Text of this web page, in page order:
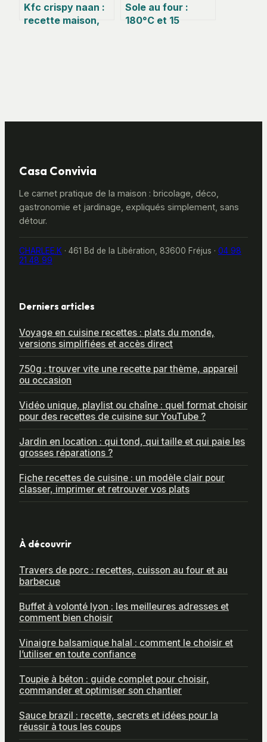
Kfc crispy naan :
recette maison,
Sole au four :
180°C et 15
Casa Convivia
Le carnet pratique de la maison : bricolage, déco,
gastronomie et jardinage, expliqués simplement, sans
détour.
CHARLEE.K · 461 Bd de la Libération, 83600 Fréjus · 04 98
21 48 99
Derniers articles
Voyage en cuisine recettes : plats du monde,
versions simplifiées et accès direct
750g : trouver vite une recette par thème, appareil
ou occasion
Vidéo unique, playlist ou chaîne : quel format choisir
pour des recettes de cuisine sur YouTube ?
Jardin en location : qui tond, qui taille et qui paie les
grosses réparations ?
Fiche recettes de cuisine : un modèle clair pour
classer, imprimer et retrouver vos plats
À découvrir
Travers de porc : recettes, cuisson au four et au
barbecue
Buffet à volonté lyon : les meilleures adresses et
comment bien choisir
Vinaigre balsamique halal : comment le choisir et
l’utiliser en toute confiance
Toupie à béton : guide complet pour choisir,
commander et optimiser son chantier
Sauce brazil : recette, secrets et idées pour la
réussir à tous les coups